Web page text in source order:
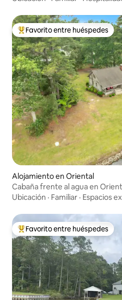
Favorito entre huéspedes
Favorito entre huéspedes
Alojamiento en Oriental
Cabaña frente al agua en
Ubicación · Familiar · Espacios
Favorito entre huéspedes
Favorito entre huéspedes